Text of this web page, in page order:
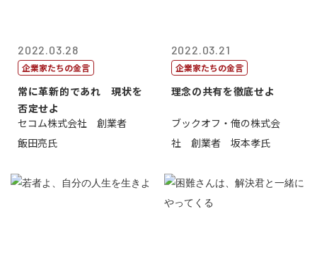
2022.03.28
企業家たちの金言
常に革新的であれ 現状を
否定せよ
セコム株式会社 創業者
飯田亮氏
2022.03.21
企業家たちの金言
理念の共有を徹底せよ
ブックオフ・俺の株式会
社 創業者 坂本孝氏